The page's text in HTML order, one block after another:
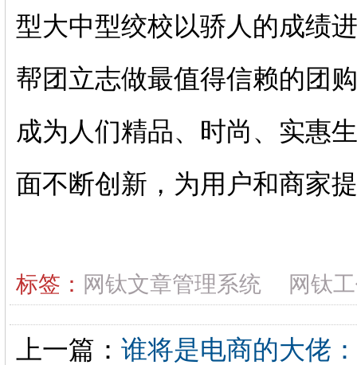
型大中型绞校以骄人的成绩
帮团立志做最值得信赖的团
成为人们精品、时尚、实惠
面不断创新，为用户和商家
标签： 网钛文章管理系统 网钛
上一篇： 谁将是电商的大佬